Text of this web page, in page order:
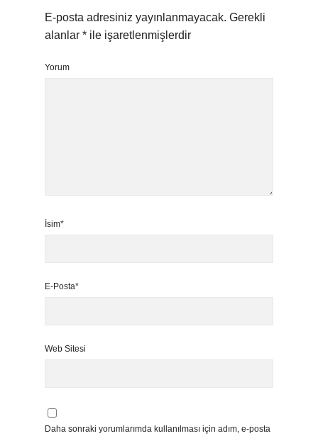
E-posta adresiniz yayınlanmayacak. Gerekli
alanlar * ile işaretlenmişlerdir
Yorum
İsim*
E-Posta*
Web Sitesi
Daha sonraki yorumlarımda kullanılması için adım, e-posta